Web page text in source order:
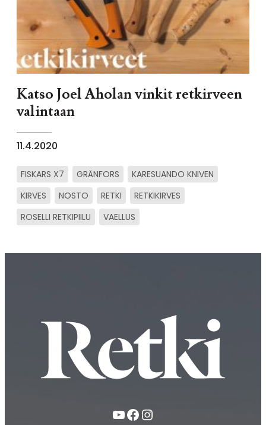
Katso Joel Aholan vinkit retkirveen
valintaan
11.4.2020
FISKARS X7 GRÄNFORS
KARESUANDO KNIVEN
KIRVES
NOSTO RETKI
RETKIKIRVES
ROSELLI RETKIPIILU
VAELLUS
YouTube
FacebookInstagram